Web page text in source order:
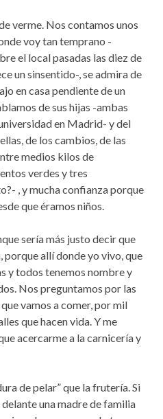
verme. Nos contamos unos
voy tan temprano -
el local pasadas las diez de
un sinsentido-, se admira de
en casa pendiente de un
de sus hijas -ambas
en Madrid- y del
de los cambios, de las
medios kilos de
verdes y tres
, y mucha confianza porque
que éramos niños.
sería más justo decir que
allí donde yo vivo, que
y todos tenemos nombre y
Nos preguntamos por las
vamos a comer, por mil
que hacen vida. Y me
acercarme a la carnicería y
de pelar” que la frutería. Si
una madre de familia